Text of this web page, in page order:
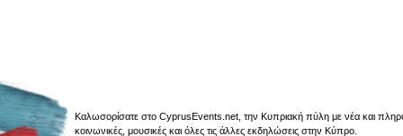
Καλωσορίσατε στο CyprusEvents.net, την Κυπριακή πύλη με νέα και
κοινωνικές, μουσικές και όλες τις άλλες εκδηλώσεις στην Κύπρο.